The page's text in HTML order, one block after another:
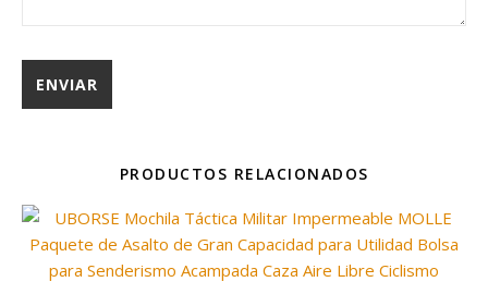
PRODUCTOS RELACIONADOS